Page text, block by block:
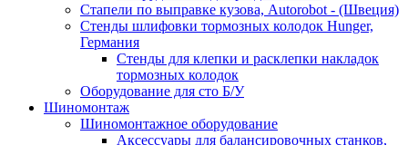
Стапели по выправке кузова, Autorobot - (Швеция)
Стенды шлифовки тормозных колодок Hunger,
Германия
Стенды для клепки и расклепки накладок
тормозных колодок
Оборудование для сто Б/У
Шиномонтаж
Шиномонтажное оборудование
Аксессуары для балансировочных станков,